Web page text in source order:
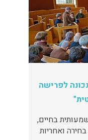
לפרישה
בחיים,
ואחריות